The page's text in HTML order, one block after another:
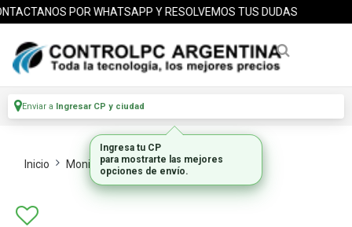
POR WHATSAPP Y RESOLVEMOS TUS DUDAS
Enviar a Ingresar CP y ciudad
Inicio Monitores Monitores Lcd